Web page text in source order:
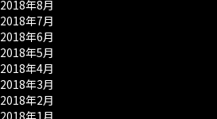
2018年8月
2018年7月
2018年6月
2018年5月
2018年4月
2018年3月
2018年2月
2018年1月